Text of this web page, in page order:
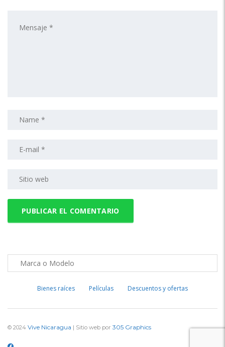
Bienes raíces Películas Descuentos y ofertas
© 2024 Vive Nicaragua | Sitio web por 305 Graphics